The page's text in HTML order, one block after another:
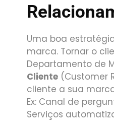
Uma boa
marca. Tornar o
Departamento de
Cliente (Customer
cliente a sua
Ex: Canal de
Serviços